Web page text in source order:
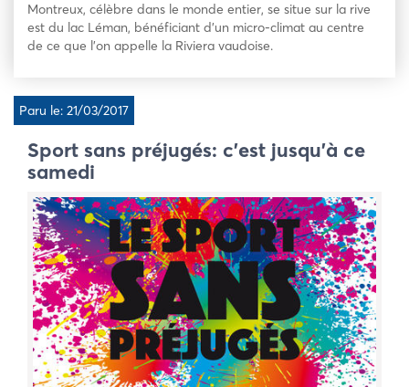
Montreux, célèbre dans le monde entier, se situe sur la rive
est du lac Léman, bénéficiant d’un micro-climat au centre
de ce que l’on appelle la Riviera vaudoise.
Paru le: 21/03/2017
Sport sans préjugés: c’est jusqu’à ce
samedi